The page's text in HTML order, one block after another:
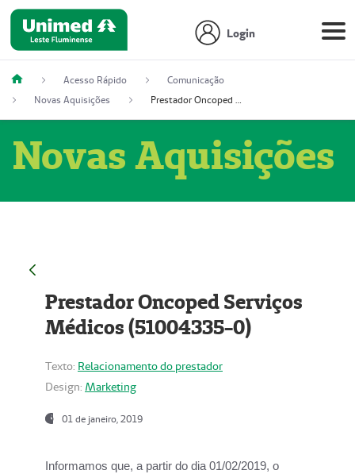
Login
Acesso Rápido
Comunicação
Novas Aquisições
Prestador Oncoped Serviços Médicos (51004335-0)
Novas Aquisições
Prestador Oncoped Serviços
Médicos (51004335-0)
Texto: Relacionamento do prestador
Design: Marketing
01 de janeiro, 2019
Informamos que, a partir do dia 01/02/2019, o